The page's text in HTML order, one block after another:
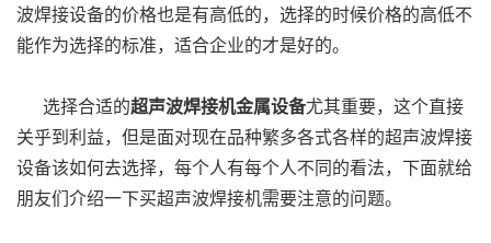
波焊接设备的价格也是有高低的，选择的时候价格的高低不
能作为选择的标准，适合企业的才是好的。
选择合适的超声波焊接机金属设备尤其重要，这个直接
关乎到利益，但是面对现在品种繁多各式各样的超声波焊接
设备该如何去选择，每个人有每个人不同的看法，下面就给
朋友们介绍一下买超声波焊接机需要注意的问题。